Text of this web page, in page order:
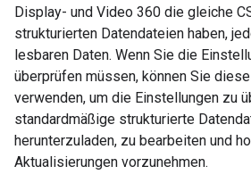
Display- und Video 360 die gleiche
strukturierten Datendateien haben,
lesbaren Daten. Wenn Sie die
überprüfen müssen, können Sie
verwenden, um die Einstellungen zu
standardmäßige strukturierte
herunterzuladen, zu bearbeiten und
Aktualisierungen vorzunehmen.